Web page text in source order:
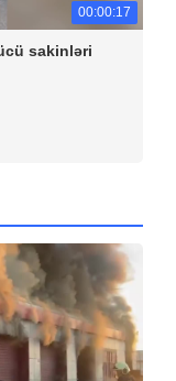
00:00:17
sakinləri